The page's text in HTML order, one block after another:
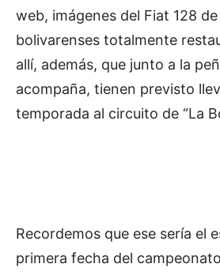
web, imágenes del Fiat 128
bolivarenses totalmente
allí, además, que junto a la
acompaña, tienen previsto
temporada al circuito de “La
Recordemos que ese sería el
primera fecha del